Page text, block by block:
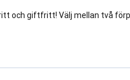
och giftfritt! Välj mellan två